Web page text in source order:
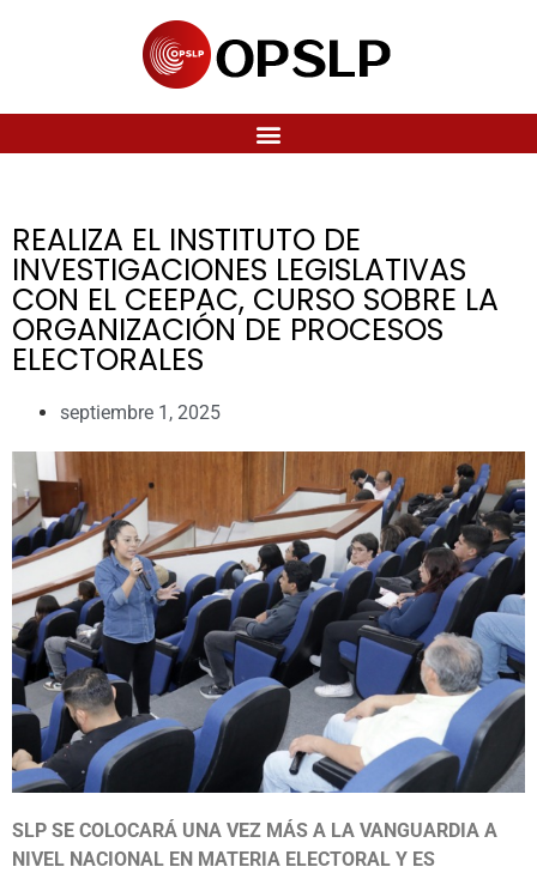
REALIZA EL INSTITUTO DE
INVESTIGACIONES LEGISLATIVAS
CON EL CEEPAC, CURSO SOBRE LA
ORGANIZACIÓN DE PROCESOS
ELECTORALES
septiembre 1, 2025
SLP SE COLOCARÁ UNA VEZ MÁS A LA VANGUARDIA A
NIVEL NACIONAL EN MATERIA ELECTORAL Y ES